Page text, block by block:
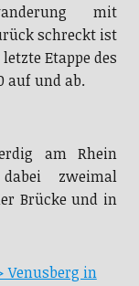
mit
schreckt ist
Etappe des
auf und ab.
am Rhein
zweimal
Brücke und in
Venusberg in